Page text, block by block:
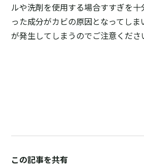
ルや洗剤を使用する場合すすぎを
った成分がカビの原因となってし
が発生してしまうのでご注意くださ
この記事を共有